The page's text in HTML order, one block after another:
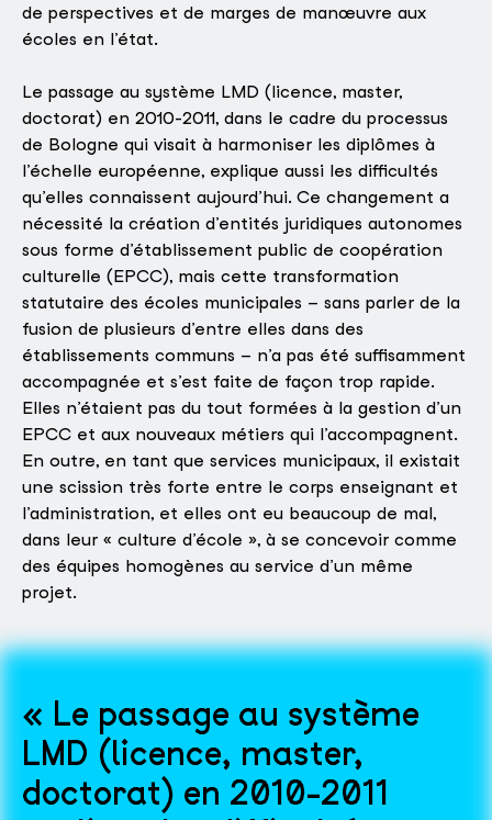
de perspectives et de marges de manœuvre aux
écoles en l’état.
Le passage au système LMD (licence, master,
doctorat) en 2010-2011, dans le cadre du processus
de Bologne qui visait à harmoniser les diplômes à
l’échelle européenne, explique aussi les difficultés
qu’elles connaissent aujourd’hui. Ce changement a
nécessité la création d’entités juridiques autonomes
sous forme d’établissement public de coopération
culturelle (EPCC), mais cette transformation
statutaire des écoles municipales – sans parler de la
fusion de plusieurs d’entre elles dans des
établissements communs – n’a pas été suffisamment
accompagnée et s’est faite de façon trop rapide.
Elles n’étaient pas du tout formées à la gestion d’un
EPCC et aux nouveaux métiers qui l’accompagnent.
En outre, en tant que services municipaux, il existait
une scission très forte entre le corps enseignant et
l’administration, et elles ont eu beaucoup de mal,
dans leur « culture d’école », à se concevoir comme
des équipes homogènes au service d’un même
projet.
Le passage au système
LMD (licence, master,
doctorat) en 2010-2011